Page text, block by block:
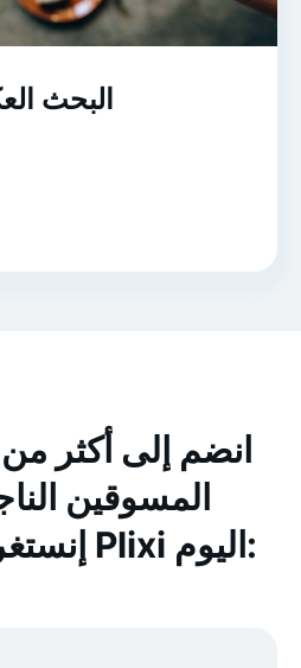
البحث
المسوقين
إنستغرام باستخدام Plixi اليوم: